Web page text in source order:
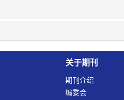
关于期刊
期刊介绍
编委会